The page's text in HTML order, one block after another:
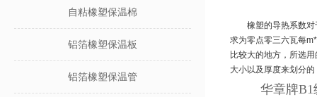
自粘橡塑保温棉
铝箔橡塑保温板
铝箔橡塑保温管
橡塑的导热系数对
求为零点零三六瓦每
比较大的地方，所选
大小以及厚度来划分的
华章牌B1